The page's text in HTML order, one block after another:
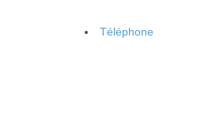
Téléphone